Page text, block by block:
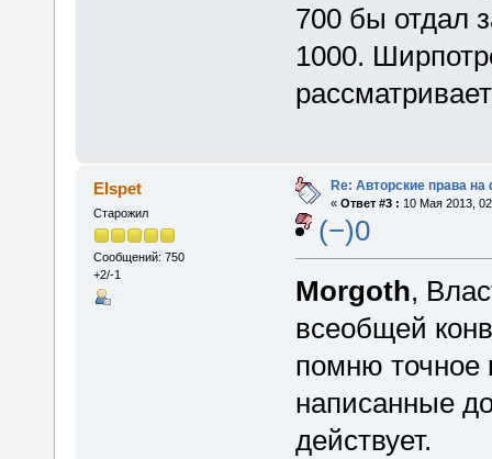
700 бы отдал
1000.
Elspet
Старожил
Сообщений: 750
+2/-1
Re: Авторские права
« Ответ #3 : 10 Мая 2013,
(−)0
Morgoth,
всеобщей
помню точное
написанные
действует.